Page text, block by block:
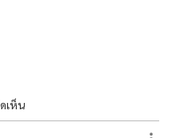
เห็น